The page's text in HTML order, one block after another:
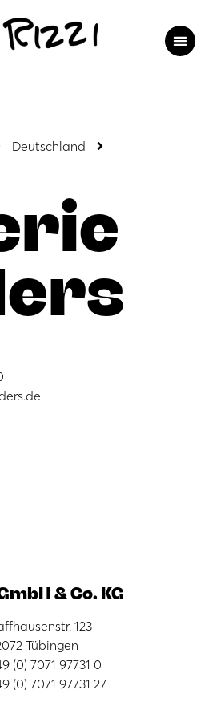
Deutschland
& Co. KG
123
Tübingen
(0) 7071 97731 0
(0) 7071 97731 27